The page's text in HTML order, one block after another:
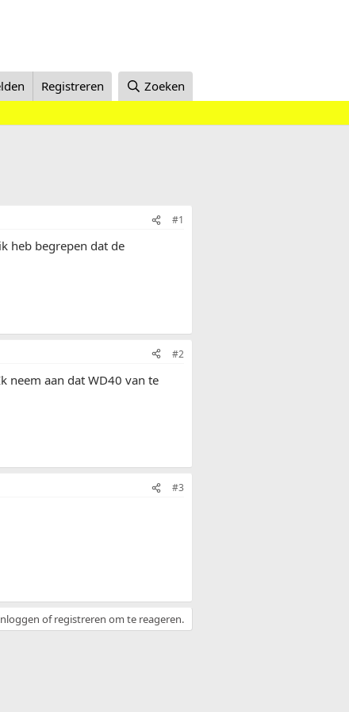
Registreren Zoeken
#1
heb begrepen dat de
#2
neem aan dat WD40 van te
#3
of registreren om te reageren.